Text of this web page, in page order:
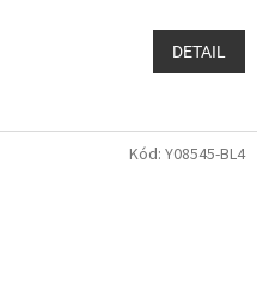
DETAIL
Kód: Y08545-BL4